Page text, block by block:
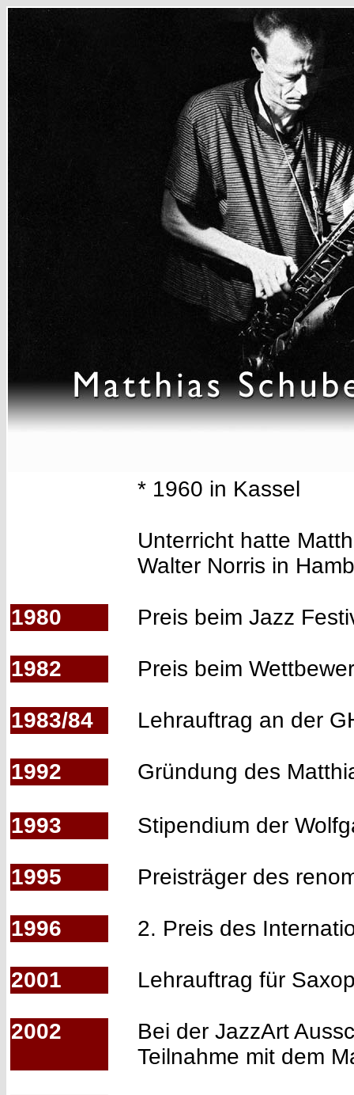
* 1960 in Kassel
Unterricht hatte
Walter Norris in
1980 Preis beim Jazz
1982 Preis beim
1983/84 Lehrauftrag an der
1992 Gründung des
1993 Stipendium der
1995 Preisträger des
1996 2. Preis des
2001 Lehrauftrag für
2002
Bei der JazzArt
Teilnahme mit dem